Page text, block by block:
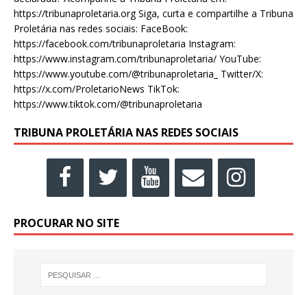
https://tribunaproletaria.org Siga, curta e compartilhe a Tribuna
Proletária nas redes sociais: FaceBook:
https://facebook.com/tribunaproletaria Instagram:
https://www.instagram.com/tribunaproletaria/ YouTube:
https://www.youtube.com/@tribunaproletaria_ Twitter/X:
https://x.com/ProletarioNews TikTok:
https://www.tiktok.com/@tribunaproletaria
TRIBUNA PROLETÁRIA NAS REDES SOCIAIS
PROCURAR NO SITE